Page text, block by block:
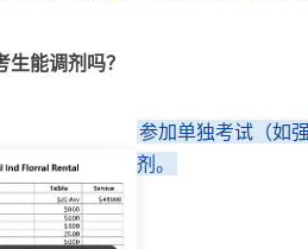
能调剂吗？
参加单独考试（如
剂。